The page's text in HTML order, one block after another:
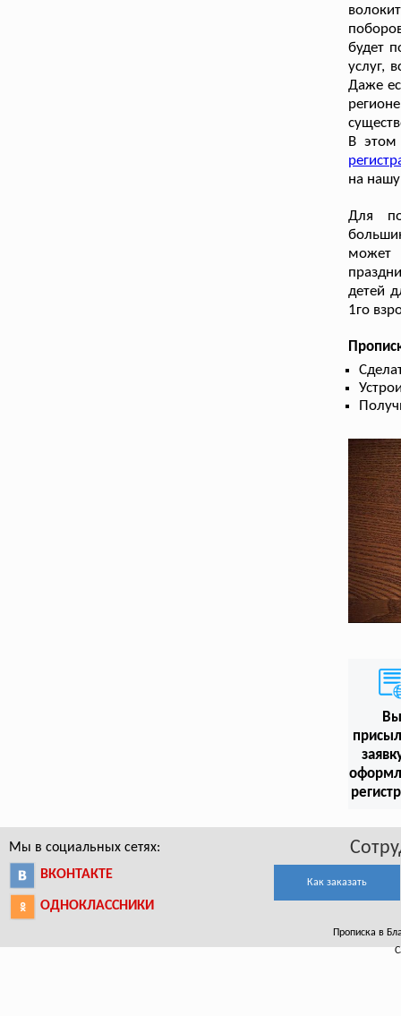
будет
услуг,
Даже
В этом
на
Для
может
детей
1го
Вы
Мы в социальных сетях:
ВКОНТАКТЕ
ОДНОКЛАССНИКИ
Как заказать
Прописка в